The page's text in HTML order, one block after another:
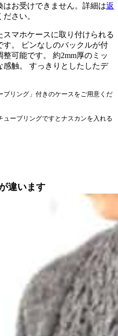
お受けできません。詳細は返
さい。
マホケースに取り付けられる
。 ピンなしのバックルが付
可能です。 約2mm厚のミッ
感触。 すっきりとしたしたデ
リング」付きのケースをご用意くだ
ーブリングですとナスカンを入れる
違います